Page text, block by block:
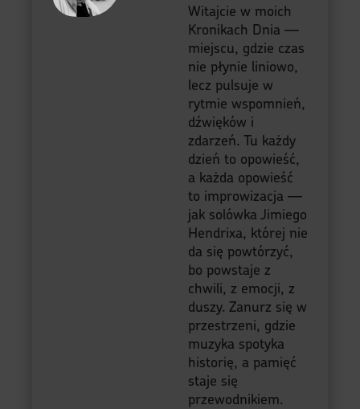
Witajcie w moich
Kronikach Dnia —
miejscu, gdzie czas
nie płynie liniowo,
lecz pulsuje w
rytmie wspomnień,
dźwięków i
zdarzeń. Tu każdy
dzień to opowieść,
a każda opowieść
to improwizacja —
jak solówka Jimiego
Hendrixa, której nie
da się powtórzyć,
bo powstaje z
chwili, z emocji, z
duszy. Zanurz się w
przestrzeni, gdzie
muzyka spotyka
historię, a pamięć
staje się
przewodnikiem.